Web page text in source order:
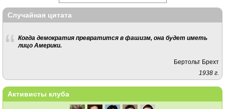
Случайная цитата
Когда демократия превратится в фашизм, она будет иметь
лицо Америки.
Бертольт Брехт
1938 г.
Активисты клуба